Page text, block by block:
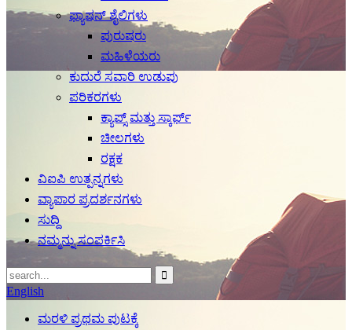
ಫ್ಯಾಷನ್ ಶೈಲಿಗಳು
ಪುರುಷರು
ಮಹಿಳೆಯರು
ಕುದುರೆ ಸವಾರಿ ಉಡುಪು
ಪರಿಕರಗಳು
ಕ್ಯಾಪ್ಸ್ ಮತ್ತು ಸ್ಕಾರ್ಫ್
ಚೀಲಗಳು
ರಕ್ಷಕ
ವಿಐಪಿ ಉತ್ಪನ್ನಗಳು
ವ್ಯಾಪಾರ ಪ್ರದರ್ಶನಗಳು
ಸುದ್ದಿ
ನಮ್ಮನ್ನು ಸಂಪರ್ಕಿಸಿ
English
ಮರಳಿ ಪ್ರಥಮ ಪುಟಕ್ಕೆ